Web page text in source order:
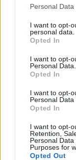
Personal
I want to opt-
personal data.
Opted In
I want to opt-
Personal Data.
Opted In
I want to opt-
Personal Data
Opted In
I want to opt-
Retention,
Personal
Purposes for
Opted Out
λεπτά για να
μπάνιο
ΕΥ ΖΗΝ 25/05/2026